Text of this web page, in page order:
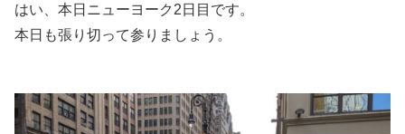
はい、本日ニューヨーク2日目です。
本日も張り切って参りましょう。